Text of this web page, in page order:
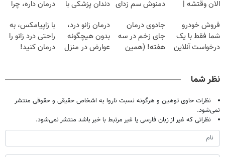
الان وقتشه |
میلیون تومان!!!
دمنوش سم زدای دندان پزشکی با
خانگی
درمان داره، چرا
تحمل میکنی؟❗
فروش خودرو
شما فقط با یک
درخواست آنلاین
جادوی درمان
جای زخم در سه
هفته! (همین
درمان زانو درد،
بدون هیچگونه
عوارض در منزل
با زاپیامکس، به
راحتی درد زانو را
درمان کنید!
نظر شما
نظرات حاوی توهین و هرگونه نسبت ناروا به اشخاص حقیقی و حقوقی منتشر
نمی‌شود.
نظراتی که غیر از زبان فارسی یا غیر مرتبط با خبر باشد منتشر نمی‌شود.